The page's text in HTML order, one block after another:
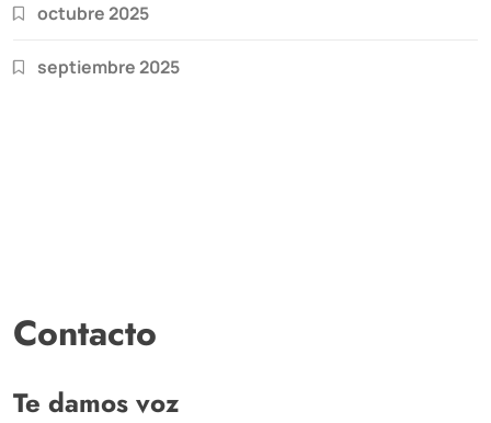
octubre 2025
septiembre 2025
Contacto
Te damos voz